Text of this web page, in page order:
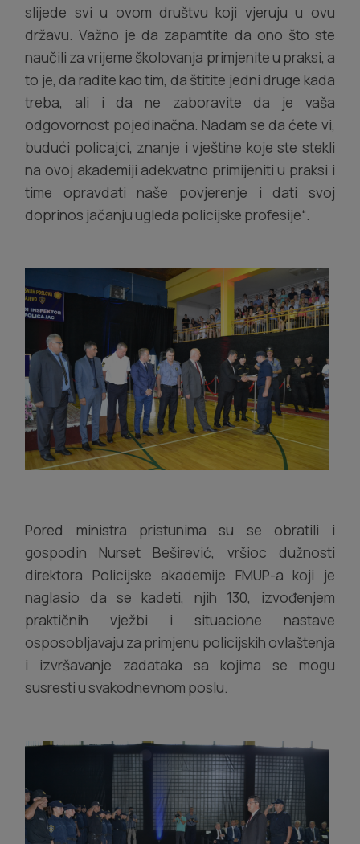
slijede svi u ovom društvu koji vjeruju u ovu
državu. Važno je da zapamtite da ono što ste
naučili za vrijeme školovanja primjenite u praksi, a
to je, da radite kao tim, da štitite jedni druge kada
treba, ali i da ne zaboravite da je vaša
odgovornost pojedinačna. Nadam se da ćete vi,
budući policajci, znanje i vještine koje ste stekli
na ovoj akademiji adekvatno primijeniti u praksi i
time opravdati naše povjerenje i dati svoj
doprinos jačanju ugleda policijske profesije“.
Pored ministra pristunima su se obratili i
gospodin Nurset Beširević, vršioc dužnosti
direktora Policijske akademije FMUP-a koji je
naglasio da se kadeti, njih 130, izvođenjem
praktičnih vježbi i situacione nastave
osposobljavaju za primjenu policijskih ovlaštenja
i izvršavanje zadataka sa kojima se mogu
susresti u svakodnevnom poslu.